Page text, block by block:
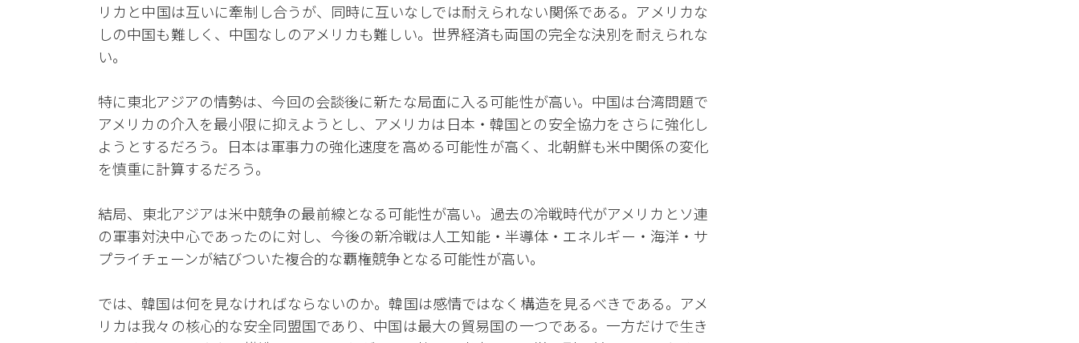
リカと中国は互いに牽制し合うが、同時に互いなしでは耐えられない関係である。アメリカな
しの中国も難しく、中国なしのアメリカも難しい。世界経済も両国の完全な決別を耐えられな
い。
特に東北アジアの情勢は、今回の会談後に新たな局面に入る可能性が高い。中国は台湾問題で
アメリカの介入を最小限に抑えようとし、アメリカは日本・韓国との安全協力をさらに強化し
ようとするだろう。日本は軍事力の強化速度を高める可能性が高く、北朝鮮も米中関係の変化
を慎重に計算するだろう。
結局、東北アジアは米中競争の最前線となる可能性が高い。過去の冷戦時代がアメリカとソ連
の軍事対決中心であったのに対し、今後の新冷戦は人工知能・半導体・エネルギー・海洋・サ
プライチェーンが結びついた複合的な覇権競争となる可能性が高い。
では、韓国は何を見なければならないのか。韓国は感情ではなく構造を見るべきである。アメ
リカは我々の核心的な安全同盟国であり、中国は最大の貿易国の一つである。一方だけで生き